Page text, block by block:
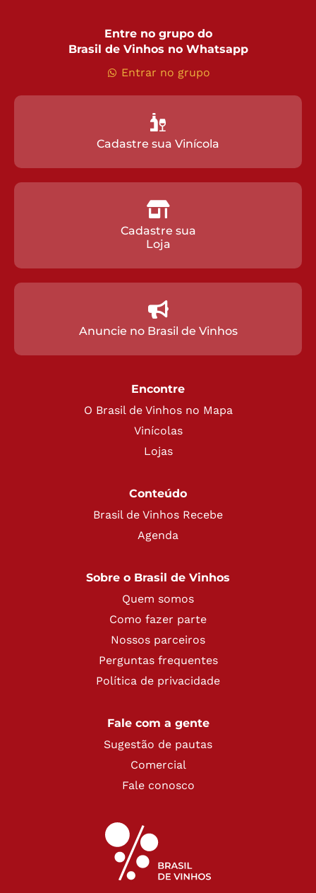
Entre no grupo do
Brasil de Vinhos no Whatsapp
Entrar no grupo
Cadastre sua Vinícola
Cadastre sua
Loja
Anuncie no Brasil de Vinhos
Encontre
O Brasil de Vinhos no Mapa
Vinícolas
Lojas
Conteúdo
Brasil de Vinhos Recebe
Agenda
Sobre o Brasil de Vinhos
Quem somos
Como fazer parte
Nossos parceiros
Perguntas frequentes
Política de privacidade
Fale com a gente
Sugestão de pautas
Comercial
Fale conosco